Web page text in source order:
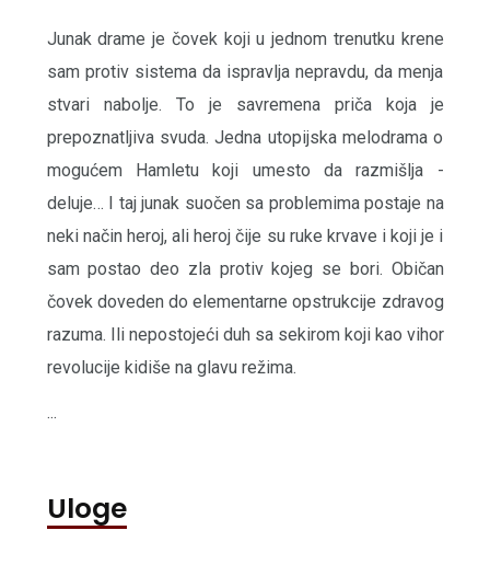
Junak drame je čovek koji u jednom trenutku krene
sam protiv sistema da ispravlja nepravdu, da menja
stvari nabolje. To je savremena priča koja je
prepoznatljiva svuda. Jedna utopijska melodrama o
mogućem Hamletu koji umesto da razmišlja -
deluje… I taj junak suočen sa problemima postaje na
neki način heroj, ali heroj čije su ruke krvave i koji je i
sam postao deo zla protiv kojeg se bori. Običan
čovek doveden do elementarne opstrukcije zdravog
razuma. Ili nepostojeći duh sa sekirom koji kao vihor
revolucije kidiše na glavu režima.
...
Uloge